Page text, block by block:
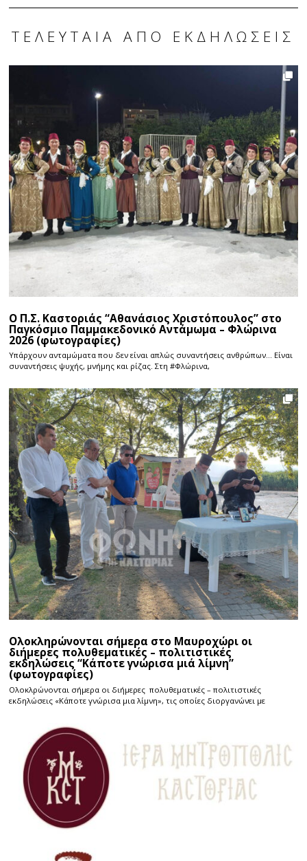
ΤΕΛΕΥΤΑΊΑ ΑΠΌ ΕΚΔΗΛΏΣΕΙΣ
Ο Π.Σ. Καστοριάς “Αθανάσιος Χριστόπουλος” στο
Παγκόσμιο Παμμακεδονικό Αντάμωμα – Φλώρινα
2026 (φωτογραφίες)
Υπάρχουν ανταμώματα που δεν είναι απλώς συναντήσεις ανθρώπων… Είναι
συναντήσεις ψυχής, μνήμης και ρίζας. Στη #Φλώρινα,
Ολοκληρώνονται σήμερα στο Μαυροχώρι οι
διήμερες πολυθεματικές – πολιτιστικές
εκδηλώσεις “Κάποτε γνώρισα μιά λίμνη”
(φωτογραφίες)
Ολοκλρώνονται σήμερα οι διήμερες πολυθεματικές – πολιτιστικές
εκδηλώσεις «Κάποτε γνώρισα μια λίμνη», τις οποίες διοργανώνει με